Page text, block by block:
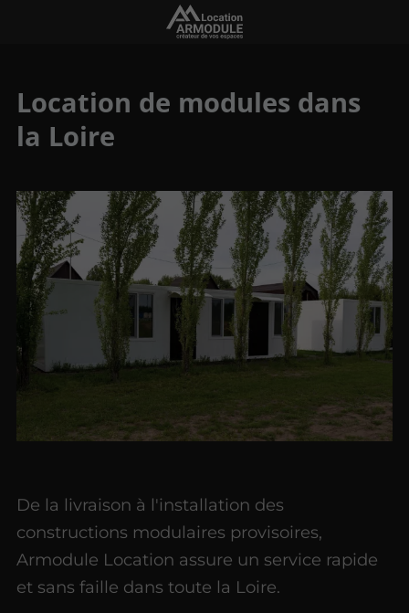
Location de modules dans
la Loire
De la livraison à l'installation des
constructions modulaires provisoires,
Armodule Location assure un service rapide
et sans faille dans toute la Loire.